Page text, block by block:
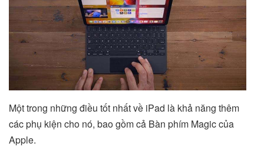
Một trong những điều tốt nhất về iPad là khả năng thêm
các phụ kiện cho nó, bao gồm cả Bàn phím Magic của
Apple.